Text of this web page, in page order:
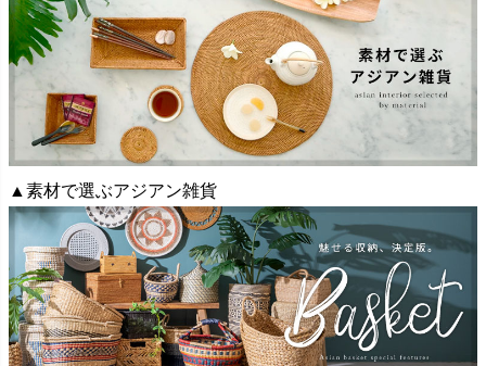
▲素材で選ぶアジアン雑貨